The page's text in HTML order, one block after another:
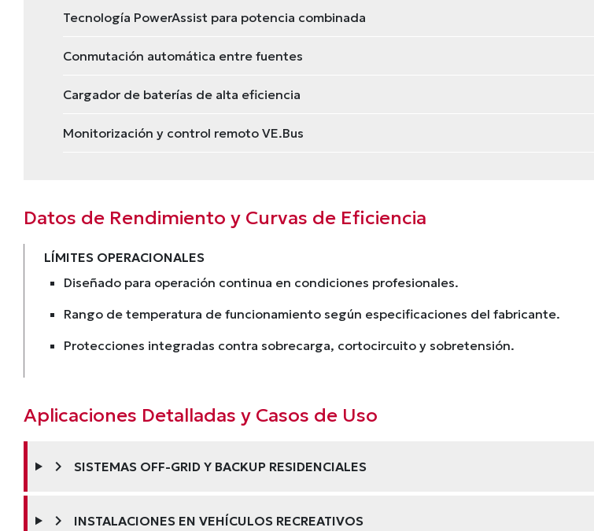
Tecnología PowerAssist para potencia combinada
Conmutación automática entre fuentes
Cargador de baterías de alta eficiencia
Monitorización y control remoto VE.Bus
Datos de Rendimiento y Curvas de Eficiencia
LÍMITES OPERACIONALES
Diseñado para operación continua en condiciones profesionales.
Rango de temperatura de funcionamiento según especificaciones del fabricante.
Protecciones integradas contra sobrecarga, cortocircuito y sobretensión.
Aplicaciones Detalladas y Casos de Uso
chevron_right SISTEMAS OFF-GRID Y BACKUP RESIDENCIALES
chevron_right INSTALACIONES EN VEHÍCULOS RECREATIVOS